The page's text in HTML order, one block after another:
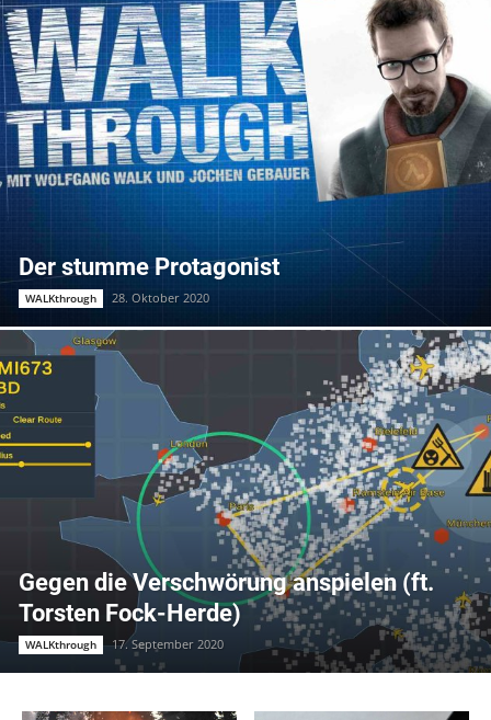
Der stumme Protagonist
WALKthrough 28. Oktober 2020
Gegen die Verschwörung anspielen (ft.
Torsten Fock-Herde)
WALKthrough 17. September 2020